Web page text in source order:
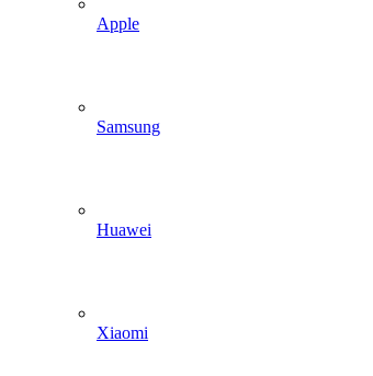
Apple
Samsung
Huawei
Xiaomi